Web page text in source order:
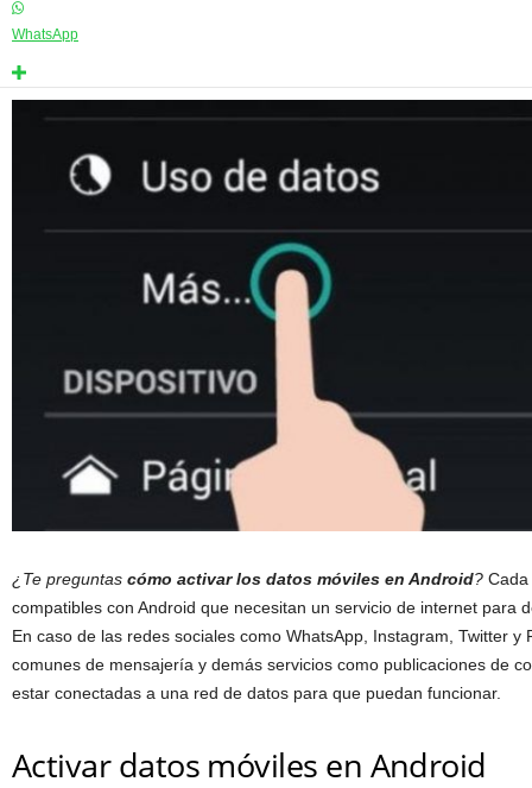
WhatsApp
¿Te preguntas cómo activar los datos móviles en Android?
compatibles con Android que necesitan un servicio de internet para
En caso de las redes sociales como WhatsApp Instagram , Twitter y
comunes de mensajería y demás servicios como publicaciones de
estar conectadas a una red de datos para que puedan funcionar.
Activar datos móviles en Android